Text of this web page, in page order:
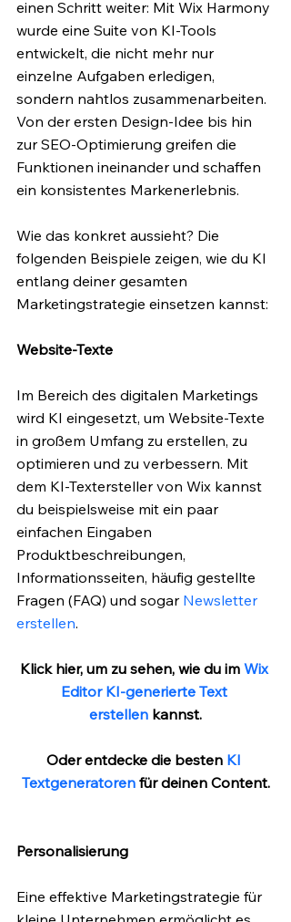
einen Schritt weiter: Mit Wix Harmony
wurde eine Suite von KI-Tools
entwickelt, die nicht mehr nur
einzelne Aufgaben erledigen,
sondern nahtlos zusammenarbeiten.
Von der ersten Design-Idee bis hin
zur SEO-Optimierung greifen die
Funktionen ineinander und schaffen
ein konsistentes Markenerlebnis.
Wie das konkret aussieht? Die
folgenden Beispiele zeigen, wie du KI
entlang deiner gesamten
Marketingstrategie einsetzen kannst:
Website-Texte
Im Bereich des digitalen Marketings
wird KI eingesetzt, um Website-Texte
in großem Umfang zu erstellen, zu
optimieren und zu verbessern. Mit
dem KI-Textersteller von Wix kannst
du beispielsweise mit ein paar
einfachen Eingaben
Produktbeschreibungen,
Informationsseiten, häufig gestellte
Fragen (FAQ) und sogar Newsletter
erstellen.
Klick hier, um zu sehen, wie du im Wix
Editor KI-generierte Text
erstellen kannst.
Oder entdecke die besten KI
Textgeneratoren für deinen Content.
Personalisierung
Eine effektive Marketingstrategie für